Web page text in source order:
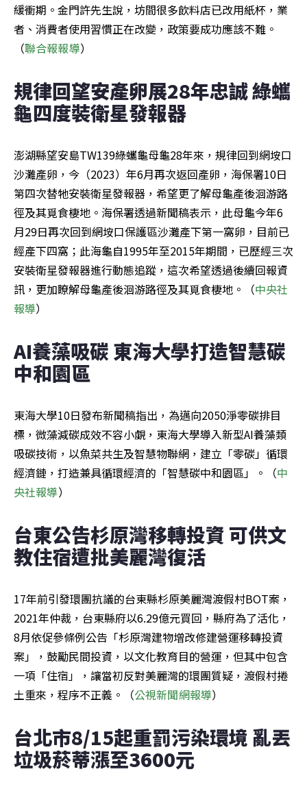
緩衝期。金門許先生說，坊間很多飲料店已改用紙杯，業
者、消費者使用習慣正在改變，政策要成功應該不難。
（聯合報報導）
規律回望安產卵展28年忠誠 綠蠵
龜四度裝衛星發報器
澎湖縣望安島TW139綠蠵龜母龜28年來，規律回到網垵口
沙灘產卵，今（2023）年6月再次返回產卵，海保署10日
第四次替牠安裝衛星發報器，希望更了解母龜產後洄游路
徑及其覓食棲地。海保署透過新聞稿表示，此母龜今年6
月29日再次回到網垵口保護區沙灘產下第一窩卵，目前已
經產下四窩；此海龜自1995年至2015年期間，已歷經三次
安裝衛星發報器進行動態追蹤，這次希望透過後續回報資
訊，更加瞭解母龜產後洄游路徑及其覓食棲地。（中央社
報導）
AI養藻吸碳 東海大學打造智慧碳
中和園區
東海大學10日發布新聞稿指出，為邁向2050淨零碳排目
標，微藻減碳成效不容小覷，東海大學導入新型AI養藻類
吸碳技術，以魚菜共生及智慧物聯網，建立「零碳」循環
經濟鏈，打造兼具循環經濟的「智慧碳中和園區」。（中
央社報導）
台東公告杉原灣移轉投資 可供文
教住宿遭批美麗灣復活
17年前引發環團抗議的台東縣杉原美麗灣渡假村BOT案，
2021年仲裁，台東縣府以6.29億元買回，縣府為了活化，
8月依促參條例公告「杉原灣建物增改修建營運移轉投資
案」，鼓勵民間投資，以文化教育目的營運，但其中包含
一項「住宿」，讓當初反對美麗灣的環團質疑，渡假村捲
土重來，程序不正義。（公視新聞網報導）
台北市8/15起重罰污染環境 亂丟
垃圾菸蒂漲至3600元